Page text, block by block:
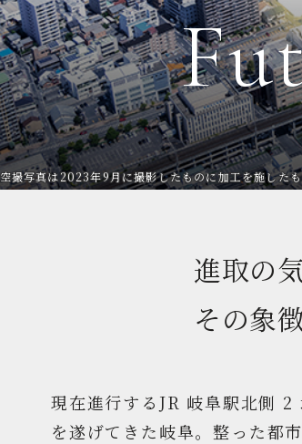
撮写真は2023年9月に撮影したものに加工を施した
進取の
その象
現在進行するJR 岐阜駅北側 2
を遂げてきた岐阜。整った都